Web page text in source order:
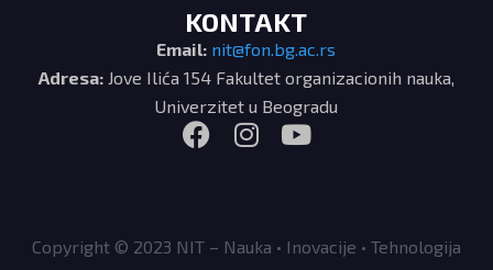
KONTAKT
Email: nit@fon.bg.ac.rs
Adresa:Jove Ilića 154 Fakultet organizacionih nauka,
Univerzitet u Beogradu
Copyright © 2023 NIT – Nauka • Inovacije • Tehnologija